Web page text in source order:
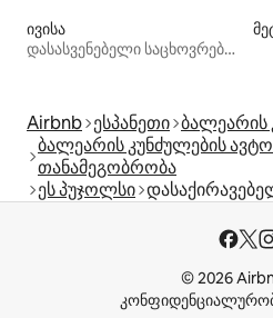
ივისა
დასასვენებელი საცხოვრებლები
Airbnb ესპანეთი ბალეარის
ბალეარის კუნძულების
თანამეგობრობა
ეს პუჯოლსი
© 2026